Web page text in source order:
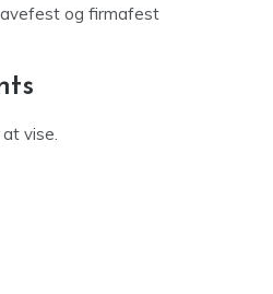
og firmafest
vise.